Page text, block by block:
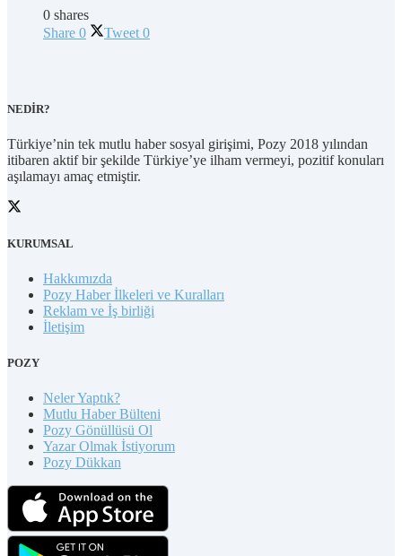
0 shares
Share 0 Tweet 0
NEDİR?
Türkiye’nin tek mutlu haber sosyal girişimi, Pozy 2018 yılından
itibaren aktif bir şekilde Türkiye’ye ilham vermeyi, pozitif konuları
aşılamayı amaç etmiştir.
KURUMSAL
Hakkımızda
Pozy Haber İlkeleri ve Kuralları
Reklam ve İş birliği
İletişim
POZY
Neler Yaptık?
Mutlu Haber Bülteni
Pozy Gönüllüsü Ol
Yazar Olmak İstiyorum
Pozy Dükkan